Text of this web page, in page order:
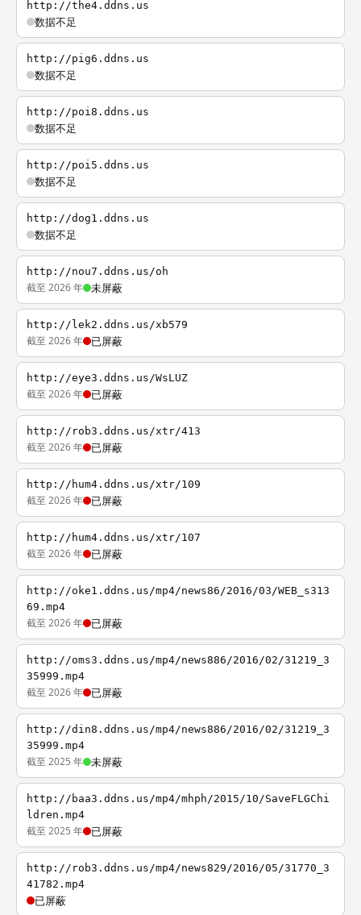
http://the4.ddns.us
数据不足
http://pig6.ddns.us
数据不足
http://poi8.ddns.us
数据不足
http://poi5.ddns.us
数据不足
http://dog1.ddns.us
数据不足
http://nou7.ddns.us/oh
截至 2026 年 未屏蔽
http://lek2.ddns.us/xb579
截至 2026 年 已屏蔽
http://eye3.ddns.us/WsLUZ
截至 2026 年 已屏蔽
http://rob3.ddns.us/xtr/413
截至 2026 年 已屏蔽
http://hum4.ddns.us/xtr/109
截至 2026 年 已屏蔽
http://hum4.ddns.us/xtr/107
截至 2026 年 已屏蔽
http://oke1.ddns.us/mp4/news86/2016/03/WEB_s313
69.mp4
截至 2026 年 已屏蔽
http://oms3.ddns.us/mp4/news886/2016/02/31219_3
35999.mp4
截至 2026 年 已屏蔽
http://din8.ddns.us/mp4/news886/2016/02/31219_3
35999.mp4
截至 2025 年 未屏蔽
http://baa3.ddns.us/mp4/mhph/2015/10/SaveFLGChi
ldren.mp4
截至 2025 年 已屏蔽
http://rob3.ddns.us/mp4/news829/2016/05/31770_3
41782.mp4
已屏蔽